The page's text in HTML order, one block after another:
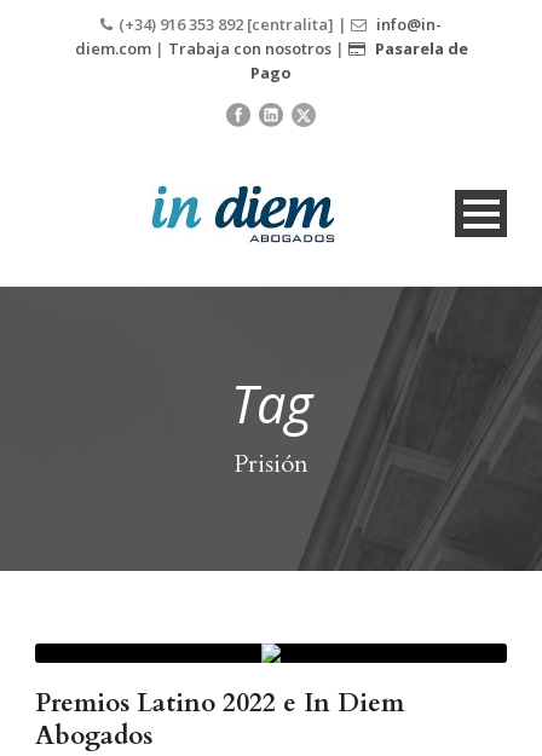
(+34) 916 353 892 [centralita] |
info@in-
diem.com| Trabaja con nosotros|
Pasarela de
Pago
Tag
Prisión
Premios Latino 2022 e In Diem
Abogados